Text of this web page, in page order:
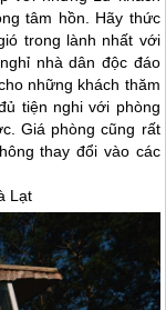
tâm hồn. Hãy thức
trong lành nhất với
nhà dân độc đáo
những khách thăm
tiện nghi với phòng
Giá phòng cũng rất
thay đổi vào các
Lạt